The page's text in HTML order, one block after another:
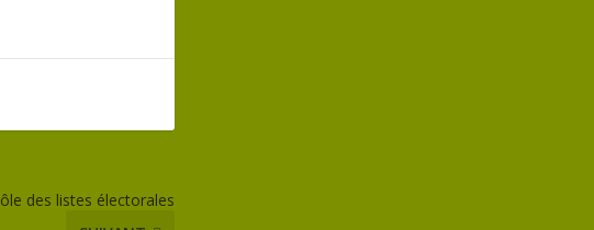
des listes électorales